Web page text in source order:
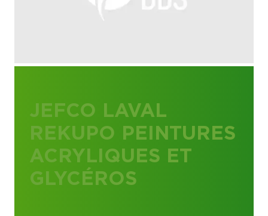
JEFCO LAVAL
REKUPO PEINTURES
ACRYLIQUES ET
GLYCÉROS